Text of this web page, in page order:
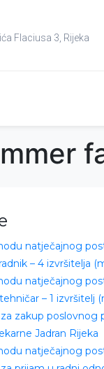
Flaciusa 3, Rijeka
natječajnog
– 4 izvršitelja
natječajnog
– 1 izvršitelj
zakup poslovnog
Jadran Rijeka
natječajnog